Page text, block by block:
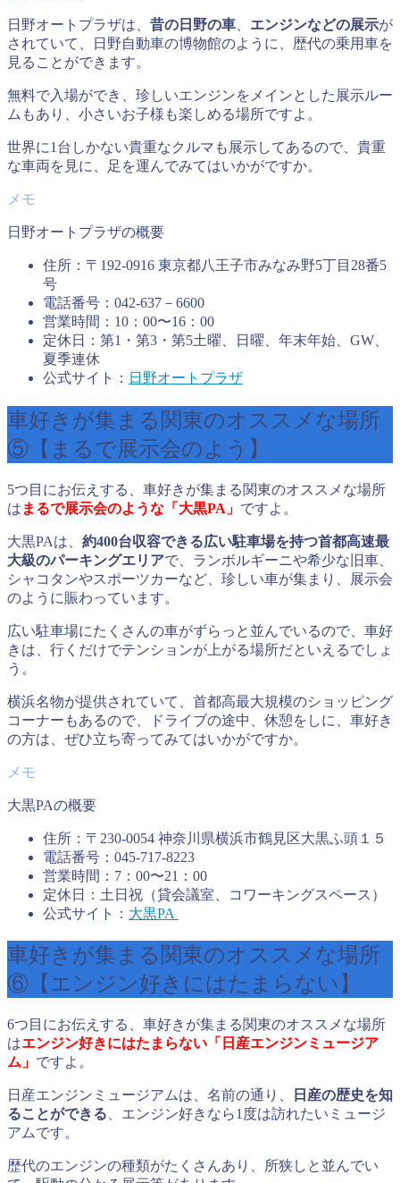
日野オートプラザは、 昔の日野の車 エンジンなどの展示が
されていて、日野自動車の博物館のように、歴代の乗用車を
見ることができます。
無料で入場ができ、珍しいエンジンをメインとした展示ルー
ムもあり、小さいお子様も楽しめる場所ですよ。
世界に1台しかない貴重なクルマも展示してあるので、貴重
な車両を見に、足を運んでみてはいかがですか。
日野オートプラザの概要
住所：〒192-0916 東京都八王子市みなみ野5丁目28番5
号
電話番号：042-637－6600
営業時間：10：00〜16：00
定休日：第1・第3・第5土曜、日曜、年末年始、GW、
夏季連休
公式サイト： 日野オートプラザ
車好きが集まる関東のオススメな場所
⑤【まるで展示会のよう】
5つ目にお伝えする、車好きが集まる関東のオススメな場所
は まるで展示会のような「大黒PA 」 ですよ。
大黒PAは、 約400台収容できる広い駐車場を持つ首都高速最
大級のパーキングエリアで、ランボルギーニや希少な旧車、
シャコタンやスポーツカーなど、珍しい車が集まり、展示会
のように賑わっています。
広い駐車場にたくさんの車がずらっと並んでいるので、車好
きは、行くだけでテンションが上がる場所だといえるでしょ
う。
横浜名物が提供されていて、首都高最大規模のショッピング
コーナーもあるので、ドライブの途中、休憩をしに、車好き
の方は、ぜひ立ち寄ってみてはいかがですか。
大黒PAの概要
住所：〒230-0054 神奈川県横浜市鶴見区大黒ふ頭１５
電話番号：045-717-8223
営業時間：7：00〜21：00
定休日：土日祝（貸会議室、コワーキングスペース）
公式サイト： 大黒PA
車好きが集まる関東のオススメな場所
⑥【エンジン好きにはたまらない】
6つ目にお伝えする、車好きが集まる関東のオススメな場所
はエンジン好きにはたまらない「日産エンジンミュージア
ム 」 ですよ。
日産エンジンミュージアムは、名前の通り、
日産の歴史を知
ることができる 、エンジン好きなら1度は訪れたいミュージ
アムです。
歴代のエンジンの種類がたくさんあり、所狭しと並んでい